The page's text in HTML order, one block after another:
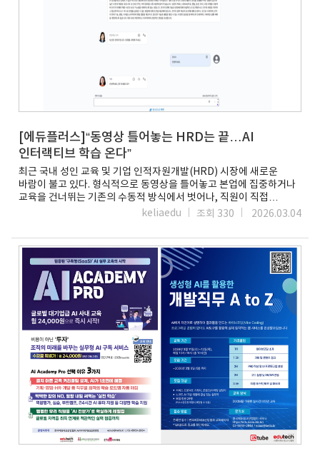
프로는 이번 월드IT쇼 기간에 솔루션을 직접 체험하고 현장에서
명함이나 이메일을 남기는 방문객들을 대상으로 추첨을 통해 선물을
증정한다.AI 아카데미 프로 관계자는 “이번 협력 모델은 글로벌 학습
플랫폼과 국내 IT 산업 현장을 연결하는 중요한 출발점”이라며
“산업별 전문 인력을 양성하고 국제적 협력 성과를 창출하겠다”고
역량 개발에 새로운 전환점이 될 것”이라며 “학습자는 실시간
피드백을 통해 현재 자신의 기술적 위치를 명확히 파악하고, 실제
비즈니스 문제 해결에 적용할 수 있는 맞춤형 성장 가이드를 얻을 수
[에듀플러스]AI 아카데미 프로, 월드IT쇼서 '인터랙티브 스킬
벤치마크' 선보인다 - 전자신문
[에듀플러스]“동영상 틀어놓는 HRD는 끝…AI
인터랙티브 학습 온다”
최근 국내 성인 교육 및 기업 인적자원개발(HRD) 시장에 새로운
바람이 불고 있다. 형식적으로 동영상을 틀어놓고 본업에 집중하거나
교육을 건너뛰는 기존의 수동적 방식에서 벗어나, 직원이 직접
참여하고 체득하는 '인터랙티브(상호작용) 학습'이 핵심 트렌드로
따르면, 직장인의 42%가 역량 강화의 가장 큰 장벽으로 '시간 부족'을
꼽았다. 바쁜 업무 속에서 사무직은 물론 현장직 근로자들에게 기존의
획일적인 데스크톱 기반 주입식 교육은 더 이상 실효성을 거두기
어렵다는 지적이다. 실제로 이로 인한 기술 격차와 생산성 저하는
기업의 막대한 손실로 이어지고 있다.이에 따라 교육 업계는 'AI
기반의 인터랙티브 학습'을 해결책으로 제시하고 있다. 수료율이나
진도율로 평가받던 과거의 방식에서 벗어나, 실제 업무 환경과 유사한
상황을 부여해 즉각적인 피드백을 제공하는 방식이다.대표적인
사례가 스킬소프트가 선보인 'CAISY(대화형 AI 시뮬레이션)'와
인터랙티브 스킬 벤치마크다.AISY는 특히 리더십등 특정 소프트
스킬의 능력이 요구되는 직원들이 안전한 환경에서 AI와 직접
대화하며 커뮤니케이션 및 프레젠테이션 스킬을 연습하고 즉각적인
코칭을 받을 수 있도록 돕는다. 또한, '인터랙티브 스킬 벤치마크'는
단순 객관식 시험이 아닌, 실제 코드를 작성하거나 직장에서 발생할 수
있는 현실적인 문제를 직접 해결하도록 하여 학습자의 실무 역량을
정확히 측정하고 맞춤형 콘텐츠를 추천하며 데이터 분석에 근거한
즉각적인 진단도 제공한다 .이러한 인터랙티브 교육 콘텐츠의 도입은
keliaedu 조회 330 2026.03.04